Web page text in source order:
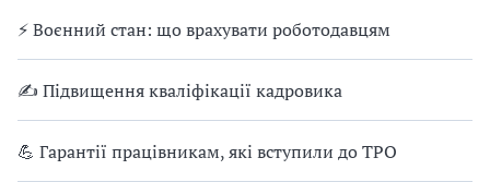
⚡ Воєнний стан: що врахувати роботодавцям
✍ Підвищення кваліфікації кадровика
💪 Гарантії працівникам, які вступили до ТРО